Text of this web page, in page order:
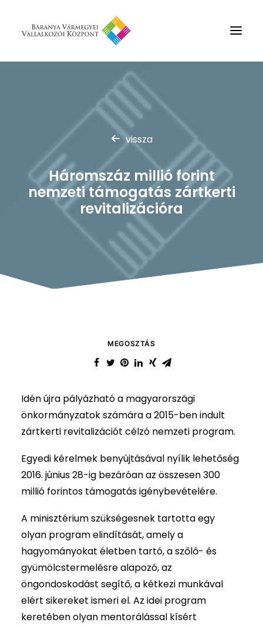
Rólunk
Szolgáltatások
Hírek
Partnerek
Kapcsolat
Keresés
vissza
Háromszáz millió forint
nemzeti támogatás zártkerti
revitalizációra
MEGOSZTÁS
Idén újra pályázható a magyarországi
önkormányzatok számára a 2015-ben indult
zártkerti revitalizációt célzó nemzeti program.
Egyedi kérelmek benyújtásával nyílik lehetőség
2016. június 28-ig bezáróan az összesen 300
millió forintos támogatás igénybevételére.
A minisztérium szükségesnek tartotta egy
olyan program elindítását, amely a
hagyományokat életben tartó, a szőlő- és
gyümölcstermelésre alapozó, az
öngondoskodást segítő, a kétkezi munkával
elért sikereket ismeri el. Az idei program
keretében olyan mentorálással kísért